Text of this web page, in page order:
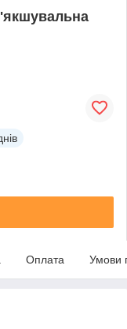
Оплата Умови